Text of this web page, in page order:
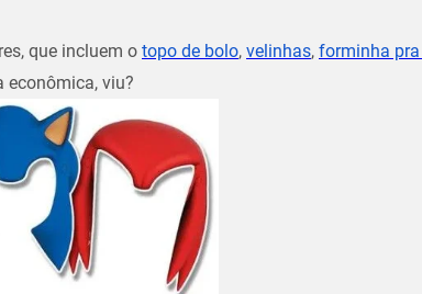
que incluem o topo de bolo, velinhas, forminha
econômica, viu?